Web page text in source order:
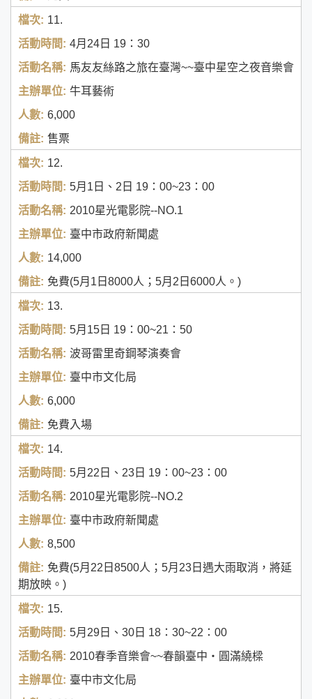
11.
4月24日 19：30
馬友友絲路之旅在臺灣~~臺中星空之夜音樂會
牛耳藝術
6,000
售票
12.
5月1日、2日 19：00~23：00
2010星光電影院--NO.1
臺中市政府新聞處
14,000
免費(5月1日8000人；5月2日6000人。)
13.
5月15日 19：00~21：50
波哥雷里奇鋼琴演奏會
臺中市文化局
6,000
免費入場
14.
5月22日、23日 19：00~23：00
2010星光電影院--NO.2
臺中市政府新聞處
8,500
免費(5月22日8500人；5月23日遇大雨取消，將延
期放映。)
15.
5月29日、30日 18：30~22：00
2010春季音樂會~~春韻臺中‧圓滿繞樑
臺中市文化局